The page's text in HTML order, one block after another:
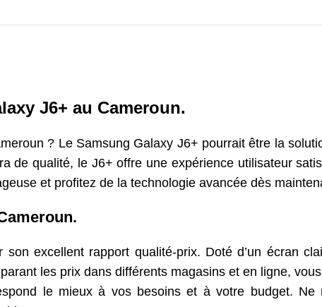
J6+ au Cameroun.
? Le Samsung Galaxy J6+ pourrait être la
de qualité, le J6+ offre une expérience utilisateur
et profitez de la technologie avancée dès
excellent rapport qualité-prix. Doté d’un écran
les prix dans différents magasins et en ligne,
le mieux à vos besoins et à votre budget. Ne